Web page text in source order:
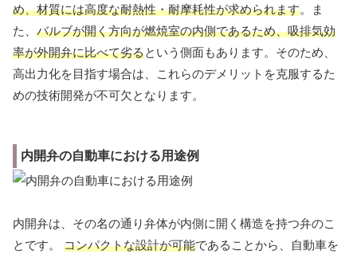
め、材質には高度な耐熱性・耐摩耗性が求められます。ま
た、 バルブが開く方向が燃焼室の内側であるため、吸排気効
率が外開弁に比べて劣るという側面もあります。そのため、
高出力化を目指す場合は、これらのデメリットを克服するた
めの技術開発が不可欠となります。
内開弁の自動車における用途例
内開弁は、その名の通り弁体が内側に開く構造を持つ弁のこ
とです。 コンパクトな設計が可能であることから、自動車を